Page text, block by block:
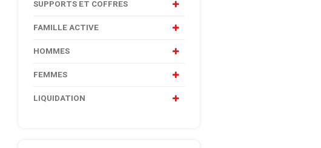
SUPPORTS ET COFFRES
FAMILLE ACTIVE
HOMMES
FEMMES
LIQUIDATION